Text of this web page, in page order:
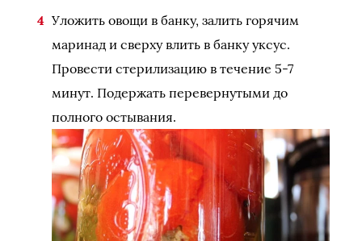
Уложить овощи в банку, залить горячим
маринад и сверху влить в банку уксус.
Провести стерилизацию в течение 5-7
минут. Подержать перевернутыми до
полного остывания.